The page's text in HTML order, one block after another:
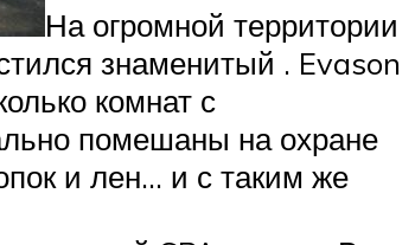
На огромной территории
знаменитый . Evason
комнат с
помешаны на охране
и лен… и с таким же